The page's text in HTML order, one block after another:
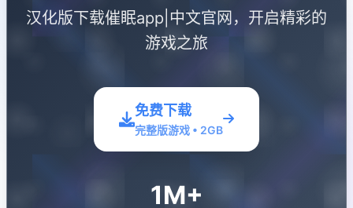
汉化版下载催眠app|中文官网，开启精彩的
游戏之旅
免费下载
完整版游戏 • 2GB
1M+